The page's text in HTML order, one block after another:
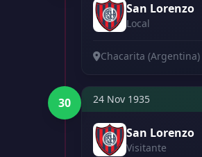
San Lorenzo
Local
Chacarita (Argentina)
30 24 Nov 1935
San Lorenzo
Visitante